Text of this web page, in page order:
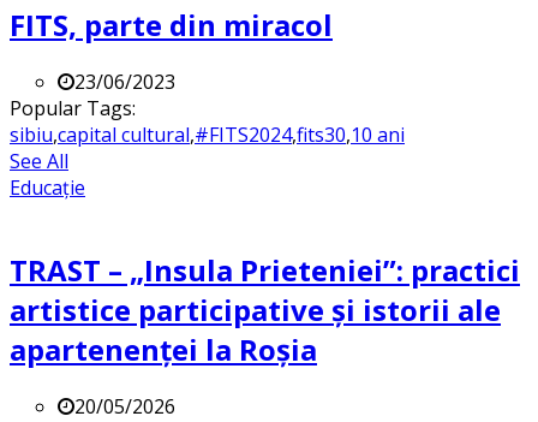
FITS, parte din miracol
23/06/2023
Popular Tags:
sibiu,capital cultural,#FITS2024,fits30,10 ani
See All
Educație
TRAST – „Insula Prieteniei”: practici
artistice participative și istorii ale
apartenenței la Roșia
20/05/2026